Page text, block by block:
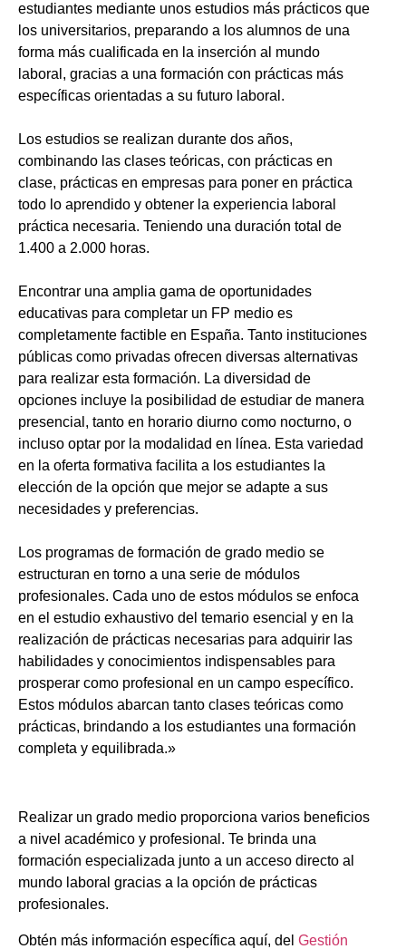
estudiantes mediante unos estudios más prácticos que
los universitarios, preparando a los alumnos de una
forma más cualificada en la inserción al mundo
laboral, gracias a una formación con prácticas más
específicas orientadas a su futuro laboral.
Los estudios se realizan durante dos años,
combinando las clases teóricas, con prácticas en
clase, prácticas en empresas para poner en práctica
todo lo aprendido y obtener la experiencia laboral
práctica necesaria. Teniendo una duración total de
1.400 a 2.000 horas.
Encontrar una amplia gama de oportunidades
educativas para completar un FP medio es
completamente factible en España. Tanto instituciones
públicas como privadas ofrecen diversas alternativas
para realizar esta formación. La diversidad de
opciones incluye la posibilidad de estudiar de manera
presencial, tanto en horario diurno como nocturno, o
incluso optar por la modalidad en línea. Esta variedad
en la oferta formativa facilita a los estudiantes la
elección de la opción que mejor se adapte a sus
necesidades y preferencias.
Los programas de formación de grado medio se
estructuran en torno a una serie de módulos
profesionales. Cada uno de estos módulos se enfoca
en el estudio exhaustivo del temario esencial y en la
realización de prácticas necesarias para adquirir las
habilidades y conocimientos indispensables para
prosperar como profesional en un campo específico.
Estos módulos abarcan tanto clases teóricas como
prácticas, brindando a los estudiantes una formación
completa y equilibrada.»
Realizar un grado medio proporciona varios beneficios
a nivel académico y profesional. Te brinda una
formación especializada junto a un acceso directo al
mundo laboral gracias a la opción de prácticas
profesionales.
Obtén más información específica aquí, del Gestión